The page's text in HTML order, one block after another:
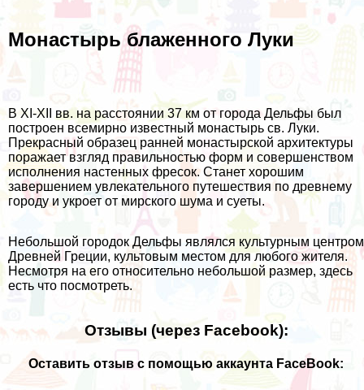
Монастырь блаженного Луки
В XI-XII вв. на расстоянии 37 км от города Дельфы был
построен всемирно известный монастырь св. Луки.
Прекрасный образец ранней монастырской архитектуры
поражает взгляд правильностью форм и совершенством
исполнения настенных фресок. Станет хорошим
завершением увлекательного путешествия по древнему
городу и укроет от мирского шума и суеты.
Небольшой городок Дельфы являлся культурным центром
Древней Греции, культовым местом для любого жителя.
Несмотря на его относительно небольшой размер, здесь
есть что посмотреть.
Отзывы (через Facebook):
Оставить отзыв с помощью аккаунта FaceBook: